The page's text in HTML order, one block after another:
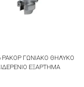
ΡΑΚΟΡ ΓΩΝΙΑΚΟ ΘΗΛΥΚΟ
ΕΞΑΡΤΗΜΑ